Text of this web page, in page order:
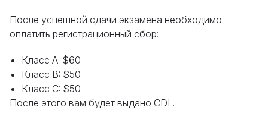
После успешной сдачи экзамена необходимо
оплатить регистрационный сбор:
Класс A: $60
Класс B: $50
Класс C: $50
После этого вам будет выдано CDL.